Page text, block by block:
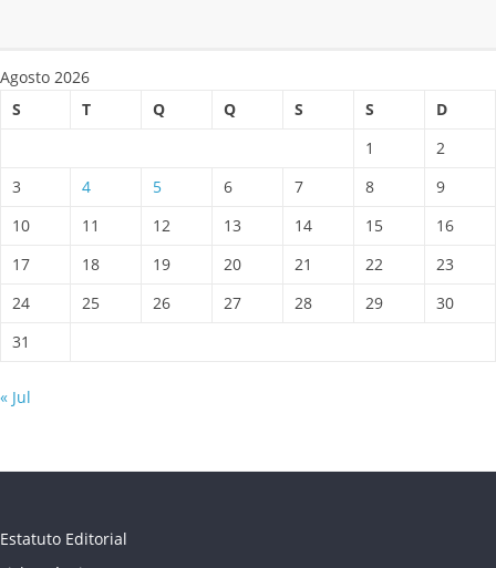
Agosto 2026
S
T Q Q S S
D
1
2
3
4 5 6 7 8
9
10
11 12 13 14 15
16
17
18 19 20 21 22
23
24
25 26 27 28 29
30
31
« Jul
Estatuto Editorial